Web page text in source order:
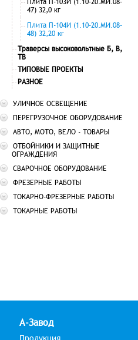
47) 32,0 кг
Плита П-104И (1.10-20.МИ.08-
48) 32,20 кг
Траверсы высоковольтные Б, В,
ТВ
ТИПОВЫЕ ПРОЕКТЫ
РАЗНОЕ
УЛИЧНОЕ ОСВЕЩЕНИЕ
ПЕРЕГРУЗОЧНОЕ ОБОРУДОВАНИЕ
АВТО, МОТО, ВЕЛО - ТОВАРЫ
ОТБОЙНИКИ И ЗАЩИТНЫЕ
ОГРАЖДЕНИЯ
СВАРОЧНОЕ ОБОРУДОВАНИЕ
ФРЕЗЕРНЫЕ РАБОТЫ
ТОКАРНО-ФРЕЗЕРНЫЕ РАБОТЫ
ТОКАРНЫЕ РАБОТЫ
А-Завод